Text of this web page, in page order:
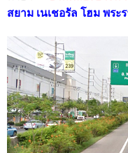
สยาม เนเชอรัล โฮม พระ